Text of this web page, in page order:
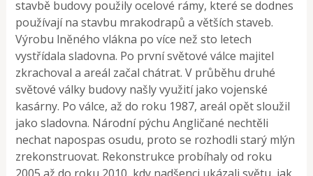
stavbě budovy použily ocelové rámy, které se dodnes
používají na stavbu mrakodrapů a větších staveb.
Výrobu lněného vlákna po více než sto letech
vystřídala sladovna. Po první světové válce majitel
zkrachoval a areál začal chátrat. V průběhu druhé
světové války budovy našly využití jako vojenské
kasárny. Po válce, až do roku 1987, areál opět sloužil
jako sladovna. Národní pýchu Angličané nechtěli
nechat napospas osudu, proto se rozhodli starý mlýn
zrekonstruovat. Rekonstrukce probíhaly od roku